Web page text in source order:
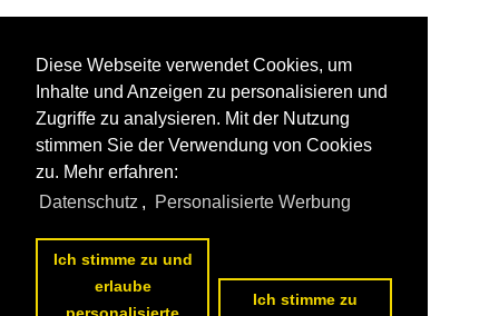
Diese Webseite verwendet Cookies, um
Inhalte und Anzeigen zu personalisieren und
Zugriffe zu analysieren. Mit der Nutzung
stimmen Sie der Verwendung von Cookies
zu. Mehr erfahren:
Datenschutz , Personalisierte Werbung
Ich stimme zu und
erlaube
Ich stimme zu